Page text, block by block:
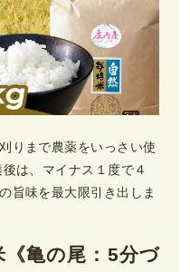
りまで農薬をいっさい使
は、マイナス１度で４
旨味を最大限引き出しま
亀の尾：5分づ